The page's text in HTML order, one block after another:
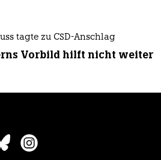
tagte zu CSD-Anschlag
Vorbild hilft nicht weiter